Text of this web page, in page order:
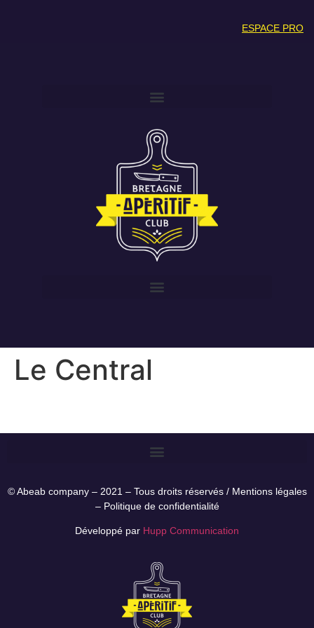
ESPACE PRO
Le Central
© Abeab company – 2021 – Tous droits réservés / Mentions légales
– Politique de confidentialité
Développé par Hupp Communication